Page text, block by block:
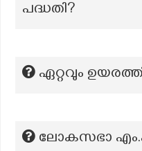
പദ്ധതി?
ഏറ്റവും
ലോകസഭാ